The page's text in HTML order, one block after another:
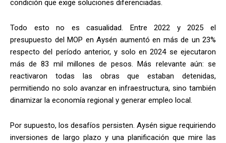
condición que exige soluciones diferenciadas.
Todo esto no es casualidad. Entre 2022 y 2025 el
presupuesto del MOP en Aysén aumentó en más de un 23%
respecto del período anterior, y solo en 2024 se ejecutaron
más de 83 mil millones de pesos. Más relevante aún: se
reactivaron todas las obras que estaban detenidas,
permitiendo no solo avanzar en infraestructura, sino también
dinamizar la economía regional y generar empleo local.
Por supuesto, los desafíos persisten. Aysén sigue requiriendo
inversiones de largo plazo y una planificación que mire las